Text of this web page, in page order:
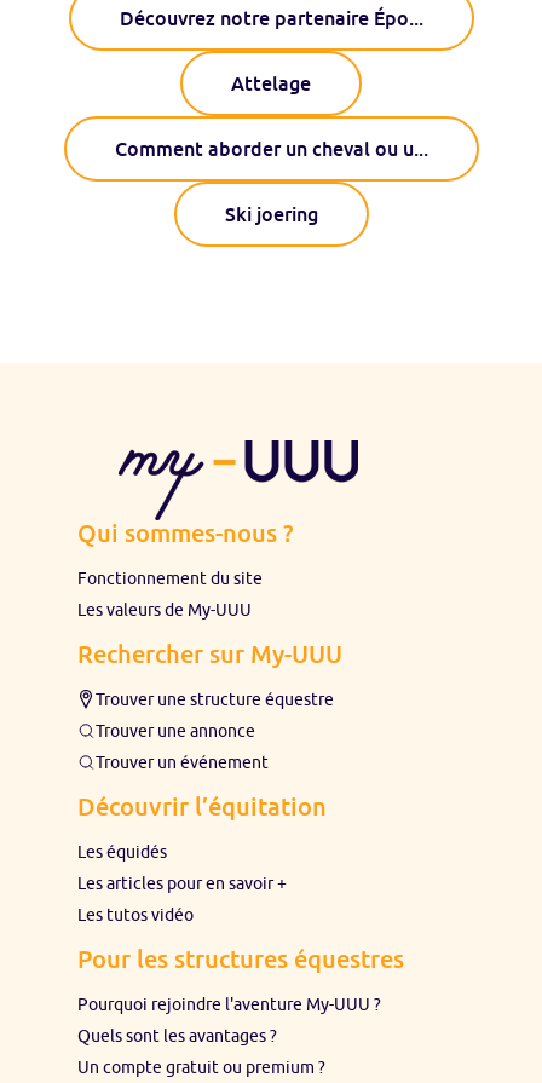
Découvrez notre partenaire Épo...
Attelage
Comment aborder un cheval ou u...
Ski joering
Qui sommes-nous ?
Fonctionnement du site
Les valeurs de My-UUU
Rechercher sur My-UUU
Trouver une structure équestre
Trouver une annonce
Trouver un événement
Découvrir l’équitation
Les équidés
Les articles pour en savoir +
Les tutos vidéo
Pour les structures équestres
Pourquoi rejoindre l'aventure My-UUU ?
Quels sont les avantages ?
Un compte gratuit ou premium ?